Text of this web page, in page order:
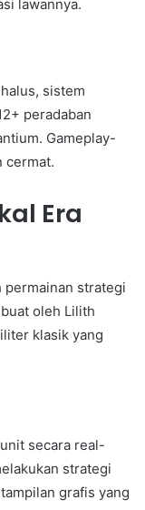
lawannya.
sistem
peradaban
Gameplay-
cermat.
Era
permainan strategi
oleh Lilith
klasik yang
secara real-
strategi
grafis yang